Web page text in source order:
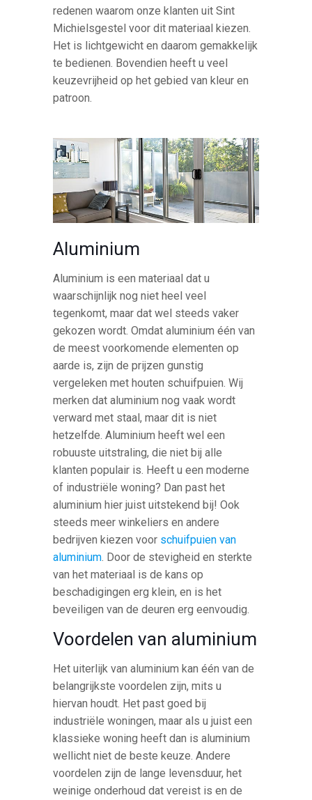
redenen waarom onze klanten uit Sint
Michielsgestel voor dit materiaal kiezen.
Het is lichtgewicht en daarom gemakkelijk
te bedienen. Bovendien heeft u veel
keuzevrijheid op het gebied van kleur en
patroon.
Aluminium
Aluminium is een materiaal dat u
waarschijnlijk nog niet heel veel
tegenkomt, maar dat wel steeds vaker
gekozen wordt. Omdat aluminium één van
de meest voorkomende elementen op
aarde is, zijn de prijzen gunstig
vergeleken met houten schuifpuien. Wij
merken dat aluminium nog vaak wordt
verward met staal, maar dit is niet
hetzelfde. Aluminium heeft wel een
robuuste uitstraling, die niet bij alle
klanten populair is. Heeft u een moderne
of industriële woning? Dan past het
aluminium hier juist uitstekend bij! Ook
steeds meer winkeliers en andere
bedrijven kiezen voor schuifpuien van
aluminium. Door de stevigheid en sterkte
van het materiaal is de kans op
beschadigingen erg klein, en is het
beveiligen van de deuren erg eenvoudig.
Voordelen van aluminium
Het uiterlijk van aluminium kan één van de
belangrijkste voordelen zijn, mits u
hiervan houdt. Het past goed bij
industriële woningen, maar als u juist een
klassieke woning heeft dan is aluminium
wellicht niet de beste keuze. Andere
voordelen zijn de lange levensduur, het
weinige onderhoud dat vereist is en de